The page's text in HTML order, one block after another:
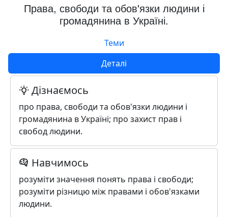
Права, свободи та обов'язки людини і
громадянина в Україні.
Теми
Деталі
Дізнаємось
про права, свободи та обов'язки людини і
громадянина в Україні; про захист прав і
свобод людини.
Навчимось
розуміти значення понять права і свободи;
розуміти різницю між правами і обов'язками
людини.